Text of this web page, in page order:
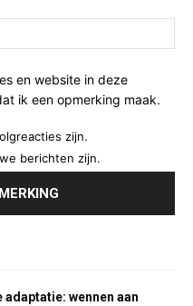
en website in deze
ik een opmerking maak.
zijn.
berichten zijn.
adaptatie: wennen aan